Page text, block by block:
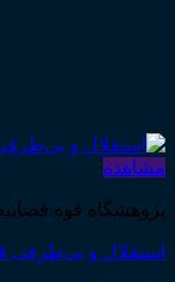
مشاهده
پژوهشگاه قوه
استقلال و بی‌طرفی